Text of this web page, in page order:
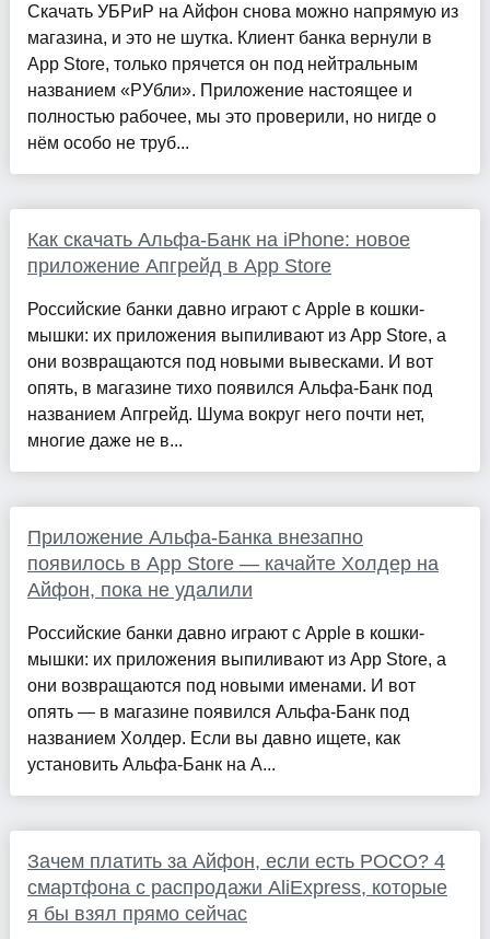
Скачать УБРиР на Айфон снова можно напрямую из
магазина, и это не шутка. Клиент банка вернули в
App Store, только прячется он под нейтральным
названием «РУбли». Приложение настоящее и
полностью рабочее, мы это проверили, но нигде о
нём особо не труб...
Как скачать Альфа-Банк на iPhone: новое
приложение Апгрейд в App Store
Российские банки давно играют с Apple в кошки-
мышки: их приложения выпиливают из App Store, а
они возвращаются под новыми вывесками. И вот
опять, в магазине тихо появился Альфа-Банк под
названием Апгрейд. Шума вокруг него почти нет,
многие даже не в...
Приложение Альфа-Банка внезапно
появилось в App Store — качайте Холдер на
Айфон, пока не удалили
Российские банки давно играют с Apple в кошки-
мышки: их приложения выпиливают из App Store, а
они возвращаются под новыми именами. И вот
опять — в магазине появился Альфа-Банк под
названием Холдер. Если вы давно ищете, как
установить Альфа-Банк на А...
Зачем платить за Айфон, если есть POCO? 4
смартфона с распродажи AliExpress, которые
я бы взял прямо сейчас